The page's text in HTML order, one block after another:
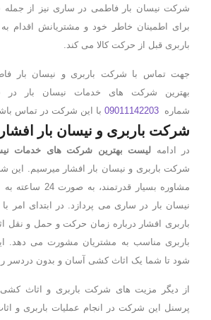
شرکت نیسان بار فاطمی در ساری نیز از
برای اطمینان خاطر خود و مشتریانش اقدام
باربری قبل از حرکت کالا می کند.
جهت تماس با شرکت باربری و نیسان بار
بهترین شرکت های خدمات نیسان بار در
شماره 09011142203 با این شرکت در تماس
شرکت باربری و نیسان بار افشار
در ادامه لیست بهترین شرکت های خدمات
شرکت باربری و نیسان بار افشار میرسیم. این
مشاوره بسیار
نیسان بار در ساری می پردازد. در ابتدای امر
باربری افشار درباره زمان حرکت و حمل و نقل
باربری مناسب به مشتریان مشورت می دهد.
شود تا شما یک اثاث کشی آسان و بدون دردسر را
از دیگر مزیت های شرکت باربری و اثاث
پرسنل این شرکت در انجام عملیات باربری و